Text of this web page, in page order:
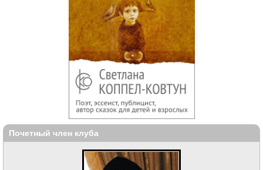
Почетный член клуба